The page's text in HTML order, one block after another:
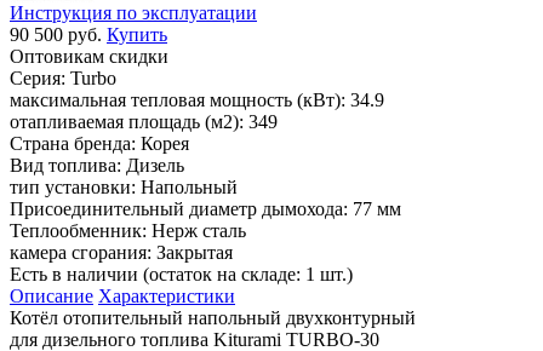
Инструкция по эксплуатации
90 500 руб. Купить
Оптовикам скидки
Серия: Turbo
максимальная тепловая мощность (кВт): 34.9
отапливаемая площадь (м2): 349
Страна бренда: Корея
Вид топлива: Дизель
тип установки: Напольный
Присоединительный диаметр дымохода: 77 мм
Теплообменник: Нерж сталь
камера сгорания: Закрытая
Есть в наличии (остаток на складе: 1 шт.)
Описание Характеристики
Котёл отопительный напольный двухконтурный
для дизельного топлива Kiturami TURBO-30